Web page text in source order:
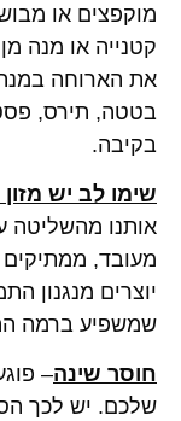
מוקפצים או
קטנייה או מנה
את הארוחה
בטטה, תירס,
בקיבה.
שימו לב יש
אותנו מהשליטה
מעובד, ממתיקים
יוצרים מנגנון
שמשפיע ברמה
חוסר שינה–
שלכם. יש לכך